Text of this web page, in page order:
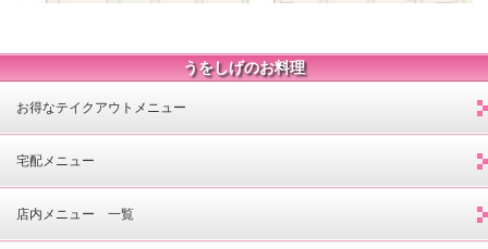
うをしげのお料理
お得なテイクアウトメニュー
宅配メニュー
店内メニュー 一覧